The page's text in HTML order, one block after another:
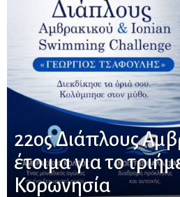
22ος Διάπλους
έτοιμα για το
Κορωνησία